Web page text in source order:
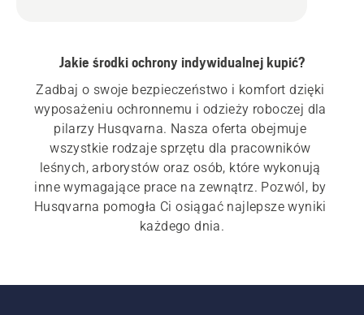
Jakie środki ochrony indywidualnej kupić?
Zadbaj o swoje bezpieczeństwo i komfort dzięki
wyposażeniu ochronnemu i odzieży roboczej dla
pilarzy Husqvarna. Nasza oferta obejmuje
wszystkie rodzaje sprzętu dla pracowników
leśnych, arborystów oraz osób, które wykonują
inne wymagające prace na zewnątrz. Pozwól, by
Husqvarna pomogła Ci osiągać najlepsze wyniki
każdego dnia.